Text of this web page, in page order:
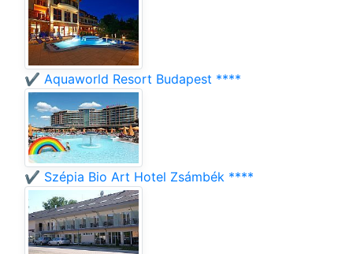
✔️ Aquaworld Resort Budapest ****
✔️ Szépia Bio Art Hotel Zsámbék ****